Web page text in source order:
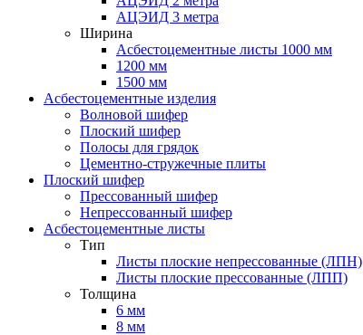
АЦЭИД 3 метра
Ширина
Асбестоцементные листы 1000 мм
1200 мм
1500 мм
Асбестоцементные изделия
Волновой шифер
Плоский шифер
Полосы для грядок
Цементно-стружечные плиты
Плоский шифер
Прессованный шифер
Непрессованный шифер
Асбестоцементные листы
Тип
Листы плоские непрессованные (ЛПН)
Листы плоские прессованные (ЛПП)
Толщина
6 мм
8 мм